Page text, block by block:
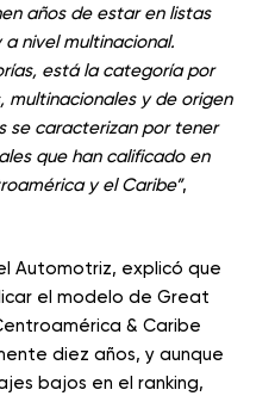
años de estar en listas
nivel multinacional.
está la categoría por
y de origen
se caracterizan por tener
que han calificado en
y el Caribe”,
Automotriz, explicó que
el modelo de Great
& Caribe
diez años, y aunque
bajos en el ranking,